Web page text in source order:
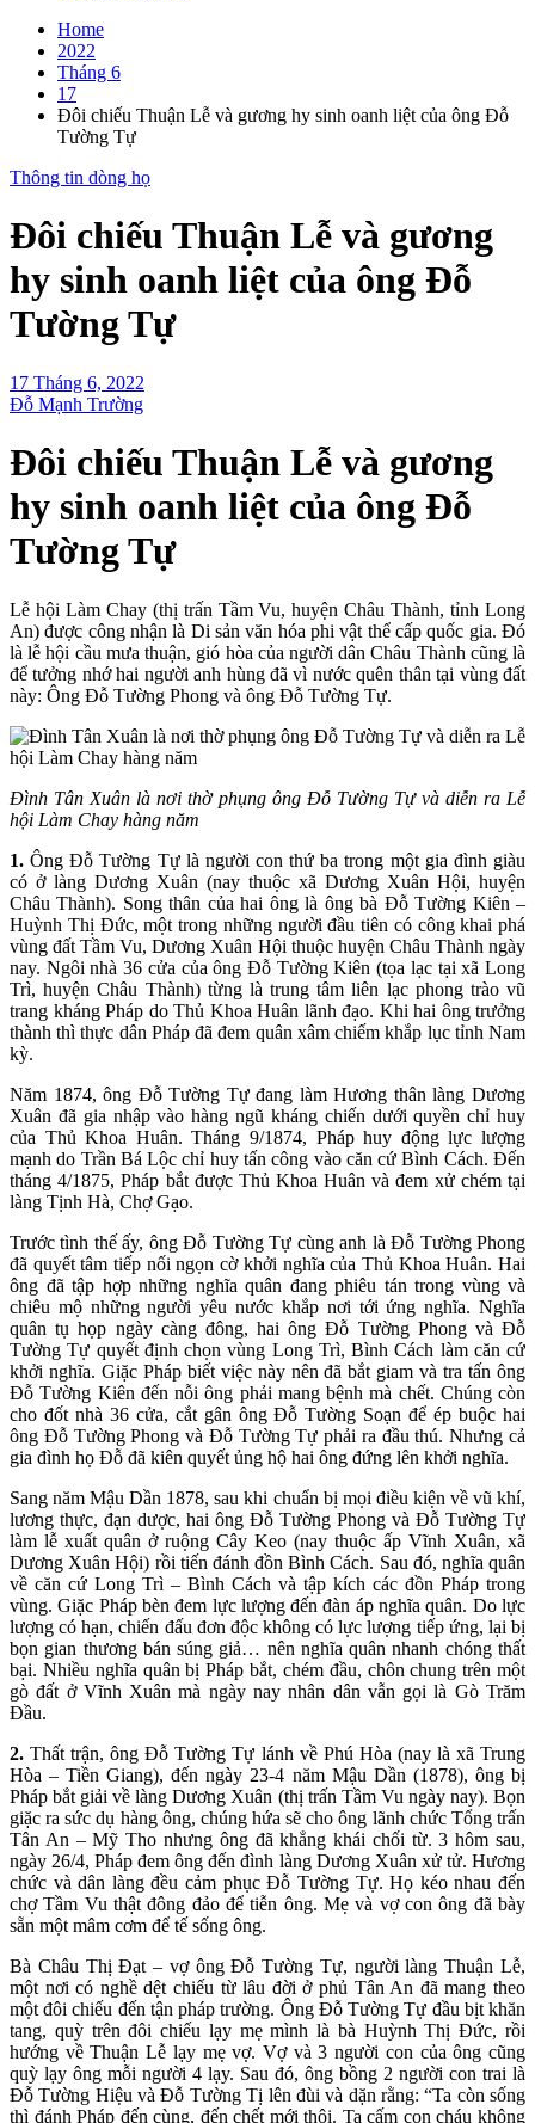
Home
2022
Tháng 6
17
Đôi chiếu Thuận Lễ và gương hy sinh oanh liệt của ông Đỗ
Tường Tự
Thông tin dòng họ
Đôi chiếu Thuận Lễ và gương
hy sinh oanh liệt của ông Đỗ
Tường Tự
17 Tháng 6, 2022
Đỗ Mạnh Trường
Đôi chiếu Thuận Lễ và gương
hy sinh oanh liệt của ông Đỗ
Tường Tự
Lễ hội Làm Chay (thị trấn Tầm Vu, huyện Châu Thành, tỉnh Long
An) được công nhận là Di sản văn hóa phi vật thể cấp quốc gia. Đó
là lễ hội cầu mưa thuận, gió hòa của người dân Châu Thành cũng là
để tưởng nhớ hai người anh hùng đã vì nước quên thân tại vùng đất
này: Ông Đỗ Tường Phong và ông Đỗ Tường Tự.
Đình Tân Xuân là nơi thờ phụng ông Đỗ Tường Tự và diễn ra Lễ
hội Làm Chay hàng năm
1.Ông Đỗ Tường Tự là người con thứ ba trong một gia đình giàu
có ở làng Dương Xuân (nay thuộc xã Dương Xuân Hội, huyện
Châu Thành). Song thân của hai ông là ông bà Đỗ Tường Kiên –
Huỳnh Thị Đức, một trong những người đầu tiên có công khai phá
vùng đất Tầm Vu, Dương Xuân Hội thuộc huyện Châu Thành ngày
nay. Ngôi nhà 36 cửa của ông Đỗ Tường Kiên (tọa lạc tại xã Long
Trì, huyện Châu Thành) từng là trung tâm liên lạc phong trào vũ
trang kháng Pháp do Thủ Khoa Huân lãnh đạo. Khi hai ông trưởng
thành thì thực dân Pháp đã đem quân xâm chiếm khắp lục tỉnh Nam
kỳ.
Năm 1874, ông Đỗ Tường Tự đang làm Hương thân làng Dương
Xuân đã gia nhập vào hàng ngũ kháng chiến dưới quyền chỉ huy
của Thủ Khoa Huân. Tháng 9/1874, Pháp huy động lực lượng
mạnh do Trần Bá Lộc chỉ huy tấn công vào căn cứ Bình Cách. Đến
tháng 4/1875, Pháp bắt được Thủ Khoa Huân và đem xử chém tại
làng Tịnh Hà, Chợ Gạo.
Trước tình thế ấy, ông Đỗ Tường Tự cùng anh là Đỗ Tường Phong
đã quyết tâm tiếp nối ngọn cờ khởi nghĩa của Thủ Khoa Huân. Hai
ông đã tập hợp những nghĩa quân đang phiêu tán trong vùng và
chiêu mộ những người yêu nước khắp nơi tới ứng nghĩa. Nghĩa
quân tụ họp ngày càng đông, hai ông Đỗ Tường Phong và Đỗ
Tường Tự quyết định chọn vùng Long Trì, Bình Cách làm căn cứ
khởi nghĩa. Giặc Pháp biết việc này nên đã bắt giam và tra tấn ông
Đỗ Tường Kiên đến nỗi ông phải mang bệnh mà chết. Chúng còn
cho đốt nhà 36 cửa, cắt gân ông Đỗ Tường Soạn để ép buộc hai
ông Đỗ Tường Phong và Đỗ Tường Tự phải ra đầu thú. Nhưng cả
gia đình họ Đỗ đã kiên quyết ủng hộ hai ông đứng lên khởi nghĩa.
Sang năm Mậu Dần 1878, sau khi chuẩn bị mọi điều kiện về vũ khí,
lương thực, đạn dược, hai ông Đỗ Tường Phong và Đỗ Tường Tự
làm lễ xuất quân ở ruộng Cây Keo (nay thuộc ấp Vĩnh Xuân, xã
Dương Xuân Hội) rồi tiến đánh đồn Bình Cách. Sau đó, nghĩa quân
về căn cứ Long Trì – Bình Cách và tập kích các đồn Pháp trong
vùng. Giặc Pháp bèn đem lực lượng đến đàn áp nghĩa quân. Do lực
lượng có hạn, chiến đấu đơn độc không có lực lượng tiếp ứng, lại bị
bọn gian thương bán súng giả… nên nghĩa quân nhanh chóng thất
bại. Nhiều nghĩa quân bị Pháp bắt, chém đầu, chôn chung trên một
gò đất ở Vĩnh Xuân mà ngày nay nhân dân vẫn gọi là Gò Trăm
Đầu.
2.Thất trận, ông Đỗ Tường Tự lánh về Phú Hòa (nay là xã Trung
Hòa – Tiền Giang), đến ngày 23-4 năm Mậu Dần (1878), ông bị
Pháp bắt giải về làng Dương Xuân (thị trấn Tầm Vu ngày nay). Bọn
giặc ra sức dụ hàng ông, chúng hứa sẽ cho ông lãnh chức Tổng trấn
Tân An – Mỹ Tho nhưng ông đã khẳng khái chối từ. 3 hôm sau,
ngày 26/4, Pháp đem ông đến đình làng Dương Xuân xử tử. Hương
chức và dân làng đều cảm phục Đỗ Tường Tự. Họ kéo nhau đến
chợ Tầm Vu thật đông đảo để tiễn ông. Mẹ và vợ con ông đã bày
sẵn một mâm cơm để tế sống ông.
Bà Châu Thị Đạt – vợ ông Đỗ Tường Tự, người làng Thuận Lễ,
một nơi có nghề dệt chiếu từ lâu đời ở phủ Tân An đã mang theo
một đôi chiếu đến tận pháp trường. Ông Đỗ Tường Tự đầu bịt khăn
tang, quỳ trên đôi chiếu lạy mẹ mình là bà Huỳnh Thị Đức, rồi
hướng về Thuận Lễ lạy mẹ vợ. Vợ và 3 người con của ông cũng
quỳ lạy ông mỗi người 4 lạy. Sau đó, ông bồng 2 người con trai là
Đỗ Tường Hiệu và Đỗ Tường Tị lên đùi và dặn rằng: “Ta còn sống
thì đánh Pháp đến cùng, đến chết mới thôi. Ta cấm con cháu không